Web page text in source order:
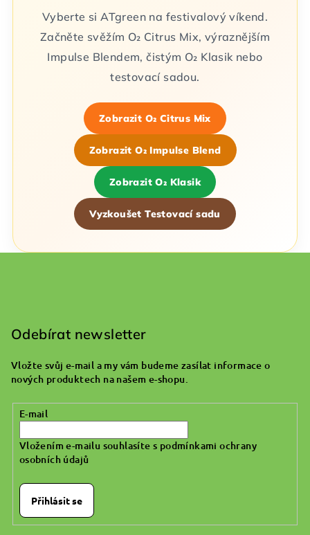
Vyberte si ATgreen na festivalový víkend.
Začněte svěžím O₂ Citrus Mix, výraznějším
Impulse Blendem, čistým O₂ Klasik nebo
testovací sadou.
Zobrazit O₂ Citrus Mix
Zobrazit O₂ Impulse Blend
Zobrazit O₂ Klasik
Vyzkoušet Testovací sadu
Odebírat newsletter
Vložte svůj e-mail a my vám budeme zasílat informace o
nových produktech na našem e-shopu.
E-mail
Vložením e-mailu souhlasíte s podmínkami ochrany
osobních údajů
Přihlásit se